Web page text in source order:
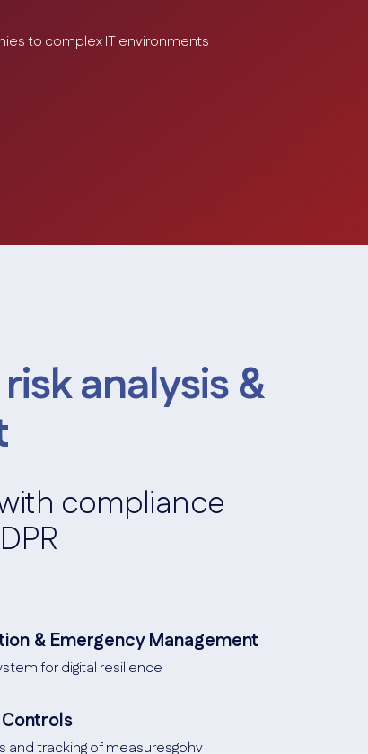
to complex IT environments
analysis &
compliance
& Emergency Management
for digital resilience
and tracking of measuresgbhv